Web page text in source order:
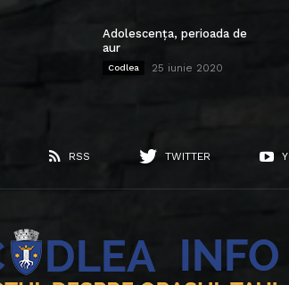
Adolescența, perioada de
aur
Codlea 25 iunie 2020
RSS TWITTER